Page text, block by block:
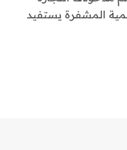
المشفرة يستفيد